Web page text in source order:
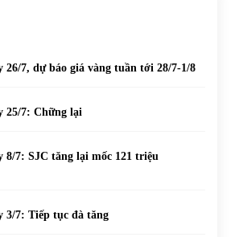
26/7, dự báo giá vàng tuần tới 28/7-1/8
25/7: Chững lại
8/7: SJC tăng lại mốc 121 triệu
3/7: Tiếp tục đà tăng